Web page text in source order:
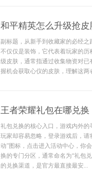
和平精英怎么升级抢
副标题，从新手到收藏家的必经
不仅仅是装饰，它代表着玩家的
级皮肤，通常指通过收集物资对
握机会获取心仪的皮肤，理解这两
王者荣耀礼包在哪兑
礼包兑换的核心入口，游戏内外
玩家却容易忽略，登录游戏后，
动”图标，点击进入活动中心，你
换的专门分区，通常命名为“礼包
的兑换渠道，是官方最直接最安...